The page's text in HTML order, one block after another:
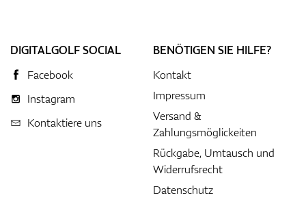
DIGITALGOLF SOCIAL
Facebook
Instagram
Kontaktiere uns
BENÖTIGEN SIE HILFE?
Kontakt
Impressum
Versand &
Zahlungsmöglickeiten
Rückgabe, Umtausch und
Widerrufsrecht
Datenschutz